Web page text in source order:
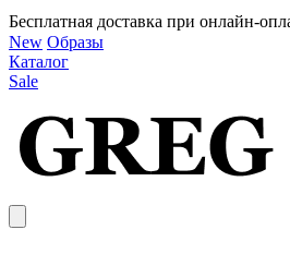
Бесплатная доставка при онлайн-
New Образы
Каталог
Sale